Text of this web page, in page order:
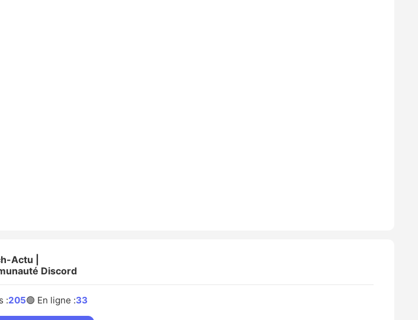
Actu |
Discord
:205🟢 En ligne :33